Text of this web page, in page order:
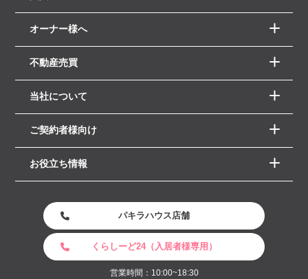
オーナー様へ
不動産売買
当社について
ご契約者様向け
お役立ち情報
パキラハウス店舗
くらしーど24（入居者様専用）
営業時間：10:00~18:30